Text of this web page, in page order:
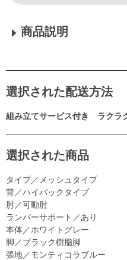
商品説明
選択された配送方法
組み立てサービス付き ラクラ
選択された商品
タイプ／メッシュタイプ
背／ハイバックタイプ
肘／可動肘
ランバーサポート／あり
本体／ホワイトグレー
脚／ブラック樹脂脚
張地／モンティコラブルー